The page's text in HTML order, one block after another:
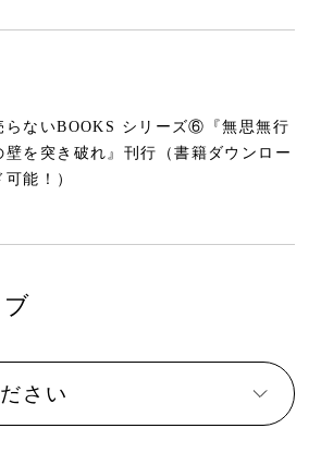
らないBOOKS シリーズ⑥『無思無行
壁を突き破れ』刊行（書籍ダウンロー
可能！）